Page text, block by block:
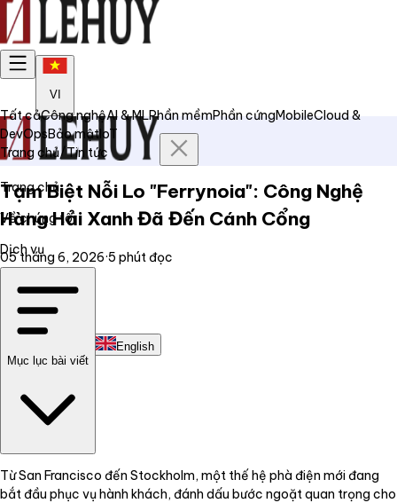
VI
Trang chủ
Về chúng tôi
Dịch vụ
Liên hệ
English
Tất cảCông nghệAI & MLPhần mềmPhần cứngMobileCloud &
DevOpsBảo mậtIoT
Trang chủ/Tin tức
Tạm Biệt Nỗi Lo "Ferrynoia": Công Nghệ
Hàng Hải Xanh Đã Đến Cánh Cổng
05 tháng 6, 2026·5 phút đọc
Mục lục bài viết
Từ San Francisco đến Stockholm, một thế hệ phà điện mới đang
bắt đầu phục vụ hành khách, đánh dấu bước ngoặt quan trọng cho